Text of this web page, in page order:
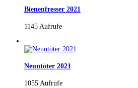
Bienenfresser 2021
1145 Aufrufe
Neuntöter 2021
1055 Aufrufe